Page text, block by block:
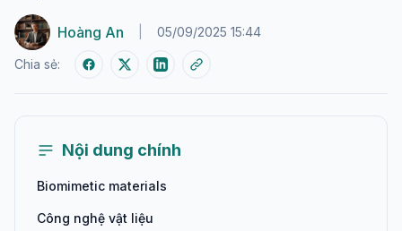
Hoàng An 05/09/2025 15:44
Chia sẻ:
Nội dung chính
Biomimetic materials
Công nghệ vật liệu